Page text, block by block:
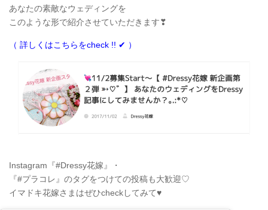
あなたの素敵なウェディングを
このような形で紹介させていただきます❣
（ 詳しくはこちらをcheck !! ✔ ）
Instagram『#Dressy花嫁』・
『#プラコレ』のタグをつけての投稿も大歓迎♡
イマドキ花嫁さまはぜひcheckしてみて♥